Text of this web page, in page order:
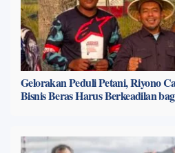
Gelorakan Peduli Petani, Riyono
Bisnis Beras Harus Berkeadilan